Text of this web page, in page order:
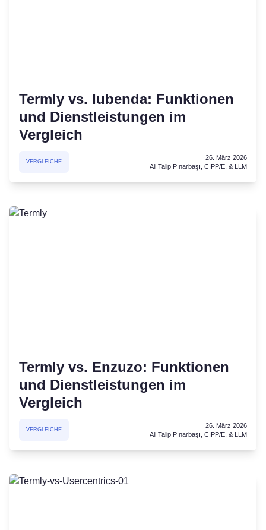
Termly vs. Iubenda: Funktionen
und Dienstleistungen im
Vergleich
VERGLEICHE
26. März 2026
Ali Talip Pınarbaşı, CIPP/E, & LLM
Termly vs. Enzuzo: Funktionen
und Dienstleistungen im
Vergleich
VERGLEICHE
26. März 2026
Ali Talip Pınarbaşı, CIPP/E, & LLM